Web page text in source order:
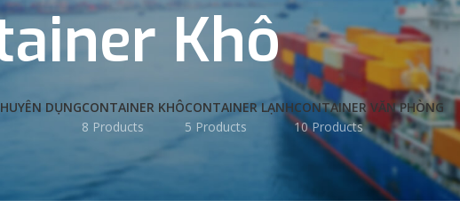
Khô
DỤNGCONTAINER KHÔ
8 Products
CONTAINER LẠNH
5 Products
CONTAINER VĂN PHÒNG
10 Products